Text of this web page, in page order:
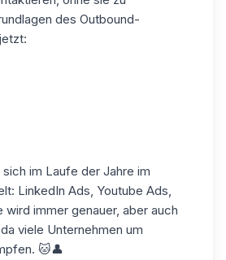
des Outbound-
im Laufe der Jahre im
LinkedIn Ads, Youtube Ads,
wird immer genauer, aber auch
viele Unternehmen um
🐱👤